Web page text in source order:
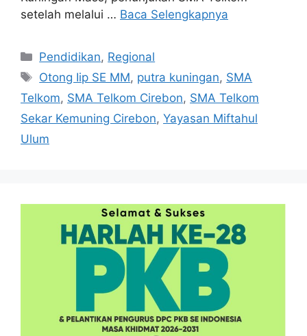
setelah melalui … Baca Selengkapnya
Kategori
Pendidikan, Regional
Tag
Otong Iip SE MM, putra kuningan, SMA
Telkom, SMA Telkom Cirebon, SMA Telkom
Sekar Kemuning Cirebon, Yayasan Miftahul
Ulum